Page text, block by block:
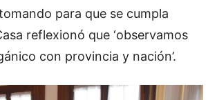
para que se cumpla
reflexionó que ‘observamos
con provincia y nación’.